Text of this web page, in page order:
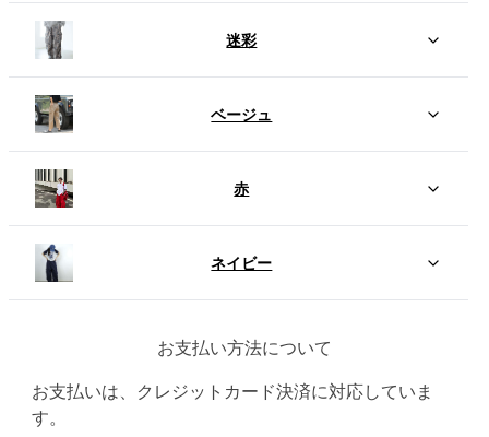
迷彩
ベージュ
赤
ネイビー
お支払い方法について
お支払いは、クレジットカード決済に対応していま
す。